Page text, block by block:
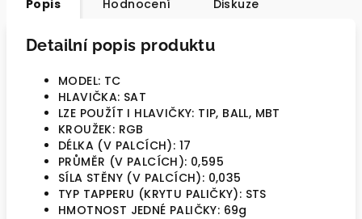
Popis Hodnocení Diskuze
Detailní popis produktu
MODEL: TC
HLAVIČKA: SAT
LZE POUŽÍT I HLAVIČKY: TIP, BALL, MBT
KROUŽEK: RGB
DÉLKA (V PALCÍCH): 17
PRŮMĚR (V PALCÍCH): 0,595
SÍLA STĚNY (V PALCÍCH): 0,035
TYP TAPPERU (KRYTU PALIČKY): STS
HMOTNOST JEDNÉ PALIČKY: 69g